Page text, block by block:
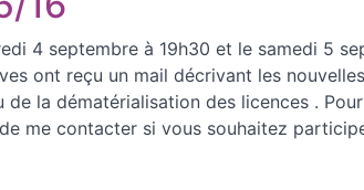
4 septembre à 19h30 et le samedi 5
ont reçu un mail décrivant les
de la dématérialisation des licences .
me contacter si vous souhaitez